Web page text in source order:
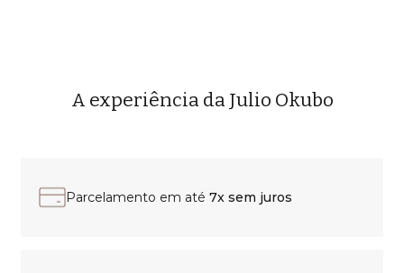
A experiência da Julio Okubo
Parcelamento em até 7x sem juros